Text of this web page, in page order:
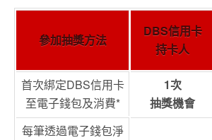
參加抽獎方法
DBS信用卡
持卡人
首次綁定DBS信用卡
至電子錢包及消費*
1次
抽獎機會
每筆透過電子錢包淨